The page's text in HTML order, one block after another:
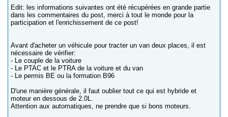
Edit: les informations suivantes ont été récupérées en grande partie
dans les commentaires du post, merci à tout le monde pour la
participation et l'enrichissement de ce post!
Avant d'acheter un véhicule pour tracter un van deux places, il est
nécessaire de vérifier:
- Le couple de la voiture
- Le PTAC et le PTRA de la voiture et du van
- Le permis BE ou la formation B96
D'une manière générale, il faut oublier tout ce qui est hybride et
moteur en dessous de 2.0L.
Attention aux automatiques, ne prendre que si bons moteurs.